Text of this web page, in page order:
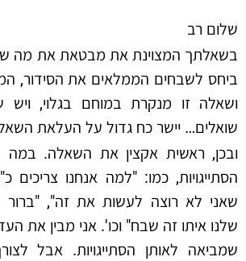
שלום רב
בשאלתך המצוינת את מבטאת את מה
ביחס לשבחים הממלאים את הסידור,
ושאלה זו מנקרת במוחם בגלוי,
שואלים… יישר כח גדול על העלאת
ובכן, ראשית אקצין את השאלה.
הסתייגויות, כמו: "למה אנחנו
שאני לא רוצה לעשות את זה",
שלנו איתו זה שבח" וכו'. אני מבין את
שמביאה לאותן הסתייגויות. אבל